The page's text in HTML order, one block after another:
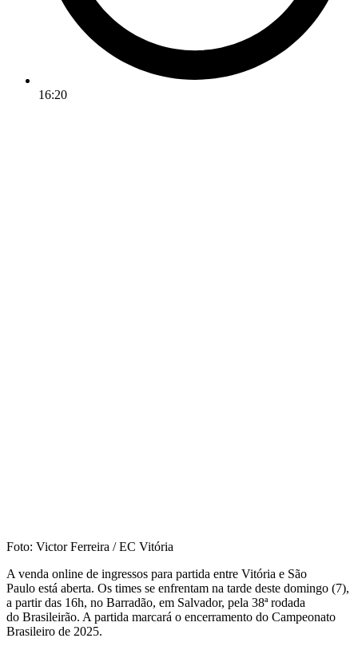
16:20
Foto: Victor Ferreira / EC Vitória
A venda online de ingressos para partida entre Vitória e São
Paulo está aberta. Os times se enfrentam na tarde deste domingo (7),
a partir das 16h, no Barradão, em Salvador, pela 38ª rodada
do Brasileirão. A partida marcará o encerramento do Campeonato
Brasileiro de 2025.